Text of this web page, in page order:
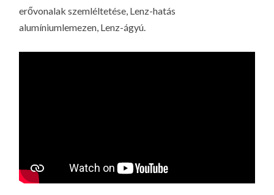
erővonalak szemléltetése, Lenz-hatás
alumíniumlemezen, Lenz-ágyú.